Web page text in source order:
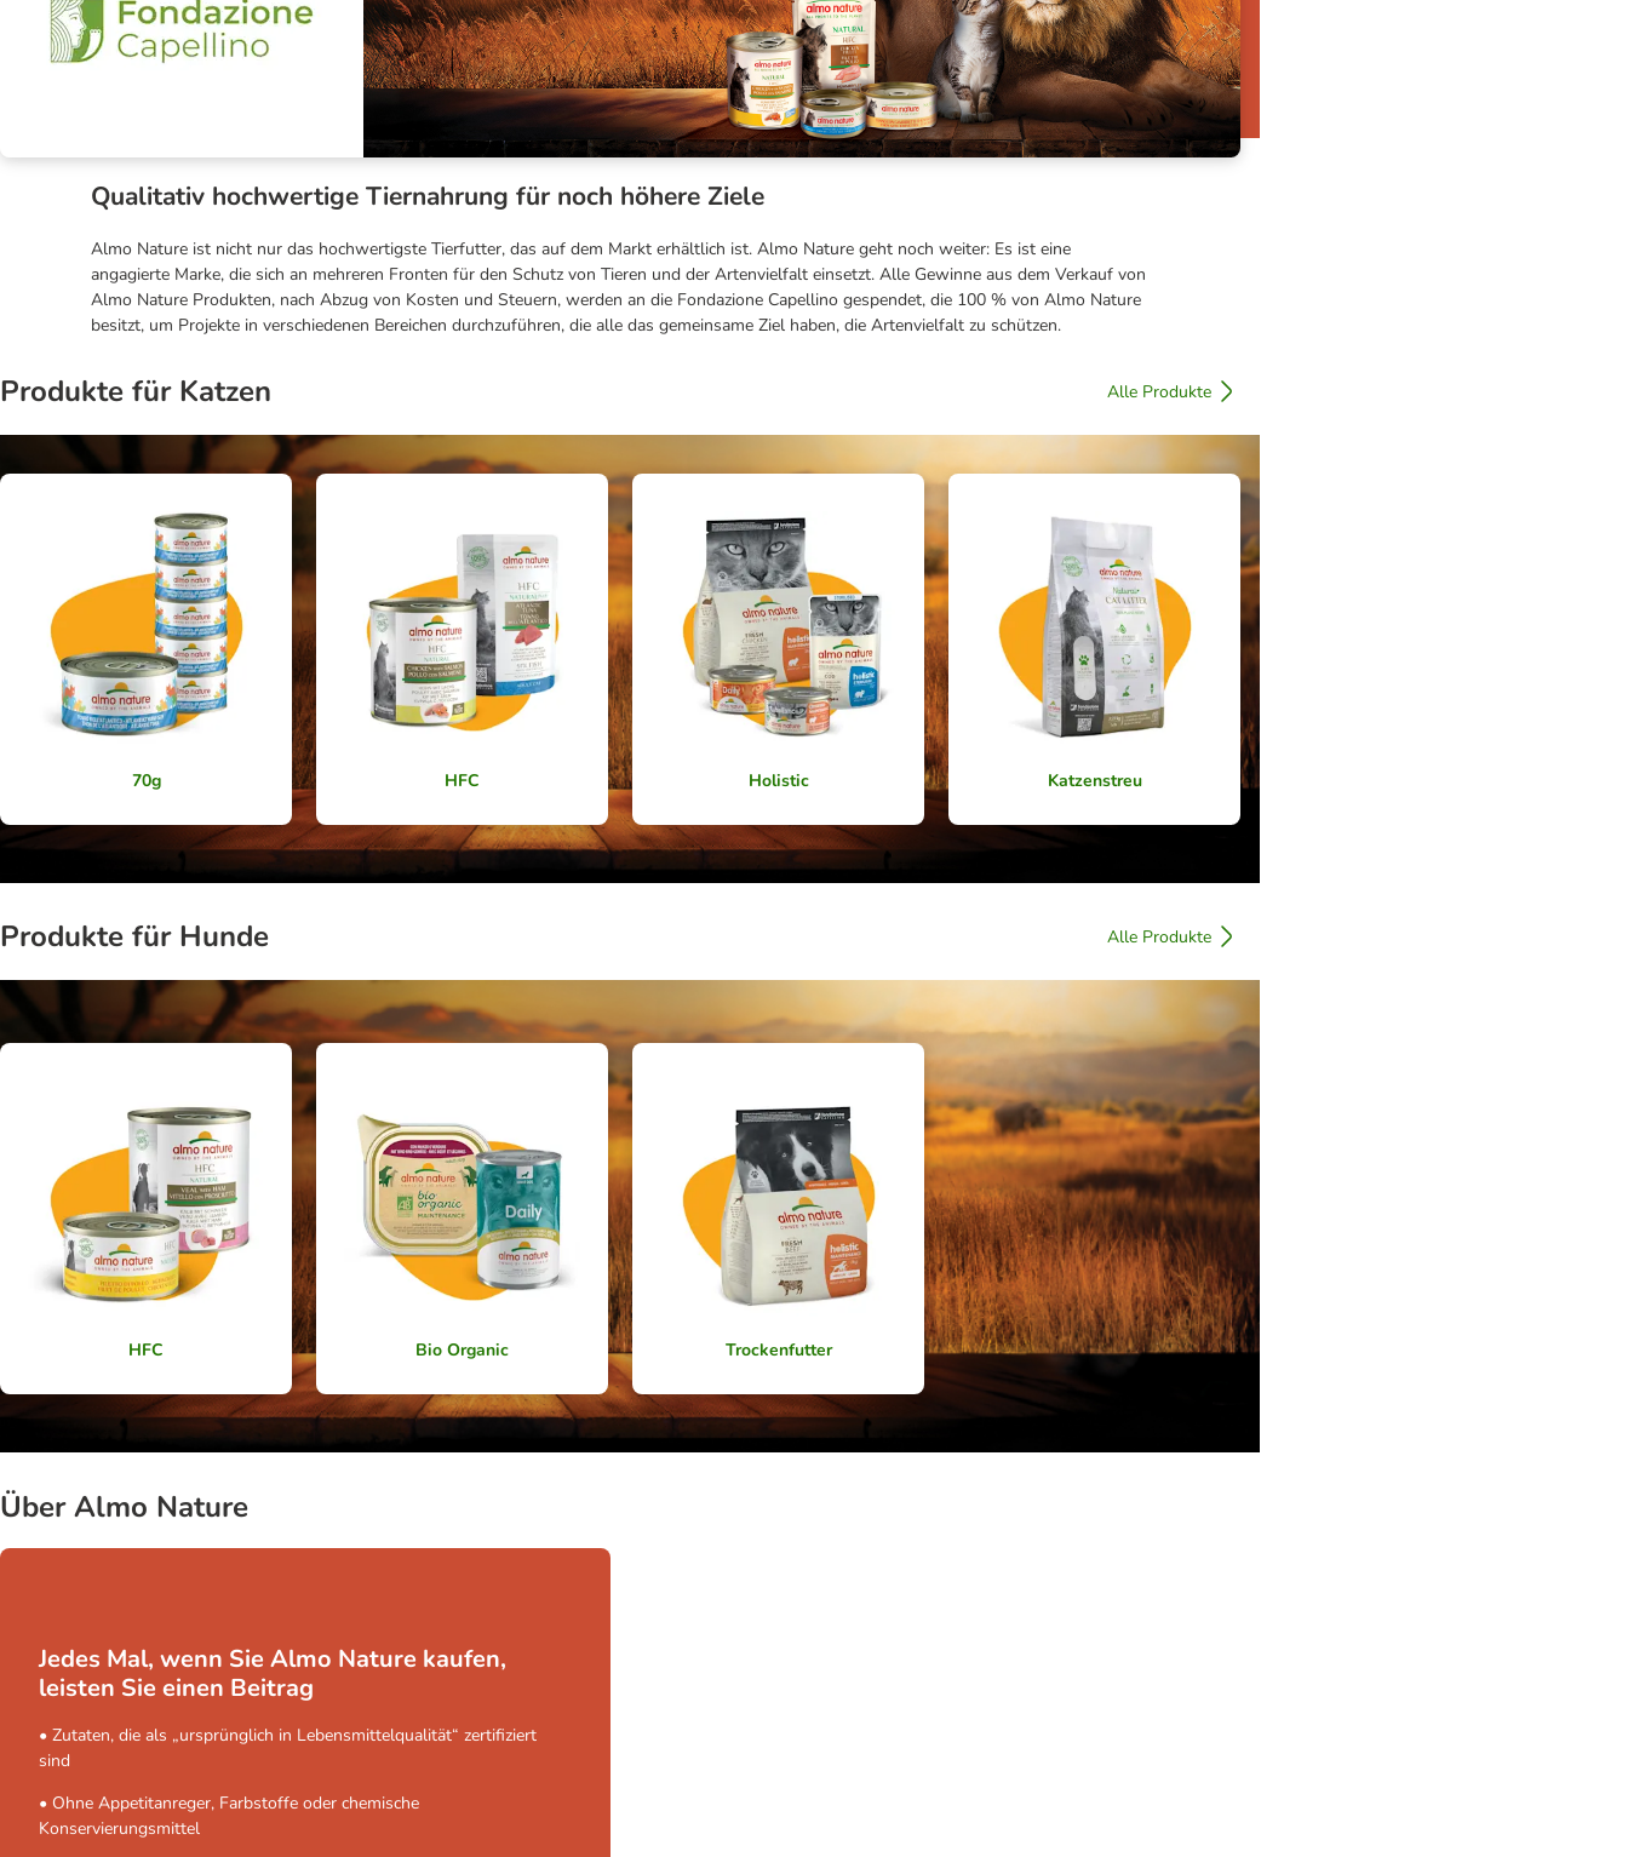
Qualitativ hochwertige Tiernahrung für noch höhere Ziele
Almo Nature ist nicht nur das hochwertigste Tierfutter, das auf dem Markt erhältlich ist. Almo Nature geht noch weiter: Es ist eine
angagierte Marke, die sich an mehreren Fronten für den Schutz von Tieren und der Artenvielfalt einsetzt. Alle Gewinne aus dem Verkauf von
Almo Nature Produkten, nach Abzug von Kosten und Steuern, werden an die Fondazione Capellino gespendet, die 100 % von Almo Nature
besitzt, um Projekte in verschiedenen Bereichen durchzuführen, die alle das gemeinsame Ziel haben, die Artenvielfalt zu schützen.
Produkte für Katzen Alle Produkte
70g HFC Holistic Katzenstreu
Produkte für Hunde Alle Produkte
HFC Bio Organic Trockenfutter
Über Almo Nature
Jedes Mal, wenn Sie Almo Nature kaufen,
leisten Sie einen Beitrag
• Zutaten, die als „ursprünglich in Lebensmittelqualität“ zertifiziert
sind
• Ohne Appetitanreger, Farbstoffe oder chemische
Konservierungsmittel